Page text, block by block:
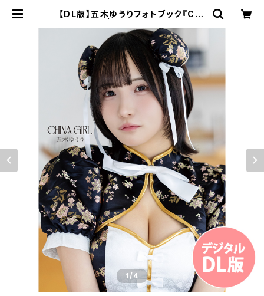
【DL版】五木ゆうりフォトブック『CHI
t official
1/4